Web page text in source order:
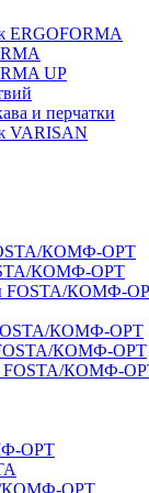
ERGOFORMA
UP
и перчатки
VARISAN
КОМФ-ОРТ
КОМФ-ОРТ
FOSTA/КОМФ-
КОМФ-ОРТ
FOSTA/КОМФ-ОРТ
FOSTA/КОМФ-
ОРТ